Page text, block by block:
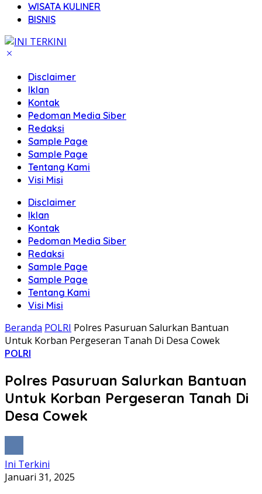
WISATA KULINER
BISNIS
Disclaimer
Iklan
Kontak
Pedoman Media Siber
Redaksi
Sample Page
Sample Page
Tentang Kami
Visi Misi
Disclaimer
Iklan
Kontak
Pedoman Media Siber
Redaksi
Sample Page
Sample Page
Tentang Kami
Visi Misi
Beranda POLRI Polres Pasuruan Salurkan Bantuan
Untuk Korban Pergeseran Tanah Di Desa Cowek
POLRI
Polres Pasuruan Salurkan Bantuan
Untuk Korban Pergeseran Tanah Di
Desa Cowek
Ini Terkini
Januari 31, 2025